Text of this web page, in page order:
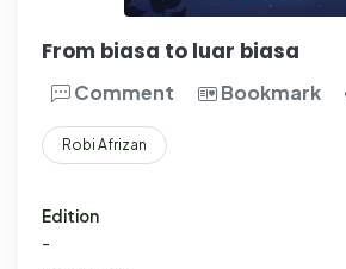
From biasa to luar biasa
Comment Bookmark
Robi Afrizan
Edition
-